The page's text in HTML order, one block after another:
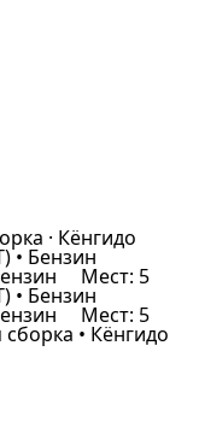
· Кёнгидо
• Бензин
Мест: 5
• Бензин
Мест: 5
• Кёнгидо